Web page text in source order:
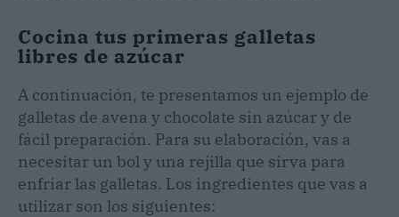
Cocina tus primeras galletas
libres de azúcar
A continuación, te presentamos un ejemplo de
galletas de avena y chocolate sin azúcar y de
fácil preparación. Para su elaboración, vas a
necesitar un bol y una rejilla que sirva para
enfriar las galletas. Los ingredientes que vas a
utilizar son los siguientes: